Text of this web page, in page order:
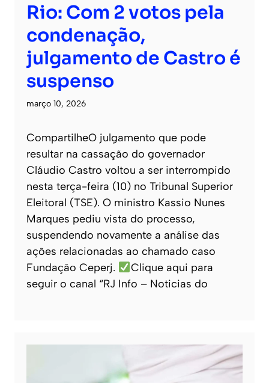
Rio: Com 2 votos pela
condenação,
julgamento de Castro é
suspenso
março 10, 2026
CompartilheO julgamento que pode
resultar na cassação do governador
Cláudio Castro voltou a ser interrompido
nesta terça-feira (10) no Tribunal Superior
Eleitoral (TSE). O ministro Kassio Nunes
Marques pediu vista do processo,
suspendendo novamente a análise das
ações relacionadas ao chamado caso
Fundação Ceperj.
Clique aqui para
seguir o canal “RJ Info – Noticias do